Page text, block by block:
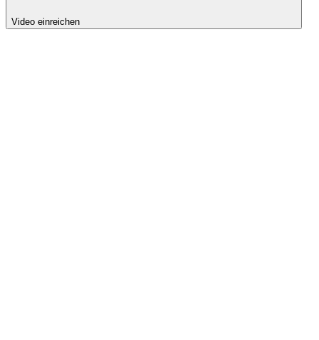
Video einreichen